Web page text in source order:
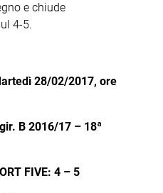
e chiude
4-5.
28/02/2017, ore
B 2016/17 – 18ª
FIVE: 4 – 5